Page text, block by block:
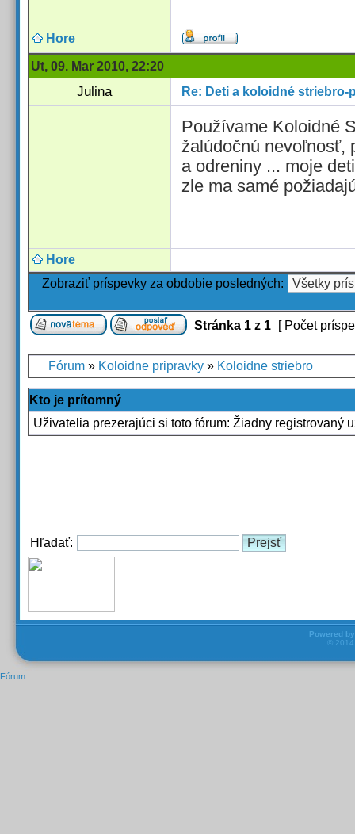
Hore
Ut, 09. Mar 2010, 22:20
Julina Re: Deti a koloidné striebro-
Používame Koloidné
žalúdočnú nevoľnosť,
a odreniny ... moje
zle ma samé
Hore
Zobraziť príspevky za obdobie posledných:
Stránka 1 z 1 [ Počet
Fórum » Koloidne pripravky » Koloidne striebro
Kto je prítomný
Uživatelia prezerajúci si toto fórum: Žiadny registrovaný
Hľadať:
Powered by
©
Fórum